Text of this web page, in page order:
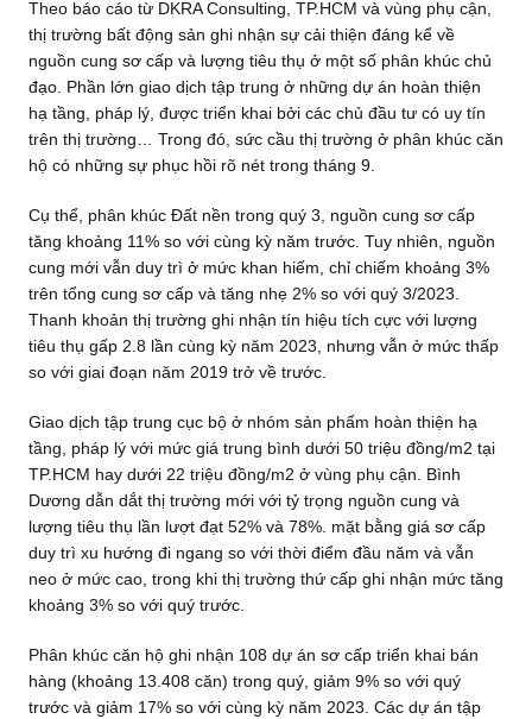
Theo báo cáo từ DKRA Consulting, TP.HCM và vùng phụ cận,
thị trường bất động sản ghi nhận sự cải thiện đáng kể về
nguồn cung sơ cấp và lượng tiêu thụ ở một số phân khúc chủ
đạo. Phần lớn giao dịch tập trung ở những dự án hoàn thiện
hạ tầng, pháp lý, được triển khai bởi các chủ đầu tư có uy tín
trên thị trường… Trong đó, sức cầu thị trường ở phân khúc căn
hộ có những sự phục hồi rõ nét trong tháng 9.
Cụ thể, phân khúc Đất nền trong quý 3, nguồn cung sơ cấp
tăng khoảng 11% so với cùng kỳ năm trước. Tuy nhiên, nguồn
cung mới vẫn duy trì ở mức khan hiếm, chỉ chiếm khoảng 3%
trên tổng cung sơ cấp và tăng nhẹ 2% so với quý 3/2023.
Thanh khoản thị trường ghi nhận tín hiệu tích cực với lượng
tiêu thụ gấp 2.8 lần cùng kỳ năm 2023, nhưng vẫn ở mức thấp
so với giai đoạn năm 2019 trở về trước.
Giao dịch tập trung cục bộ ở nhóm sản phẩm hoàn thiện hạ
tầng, pháp lý với mức giá trung bình dưới 50 triệu đồng/m2 tại
TP.HCM hay dưới 22 triệu đồng/m2 ở vùng phụ cận. Bình
Dương dẫn dắt thị trường mới với tỷ trọng nguồn cung và
lượng tiêu thụ lần lượt đạt 52% và 78%. mặt bằng giá sơ cấp
duy trì xu hướng đi ngang so với thời điểm đầu năm và vẫn
neo ở mức cao, trong khi thị trường thứ cấp ghi nhận mức tăng
khoảng 3% so với quý trước.
Phân khúc căn hộ ghi nhận 108 dự án sơ cấp triển khai bán
hàng (khoảng 13.408 căn) trong quý, giảm 9% so với quý
trước và giảm 17% so với cùng kỳ năm 2023. Các dự án tập